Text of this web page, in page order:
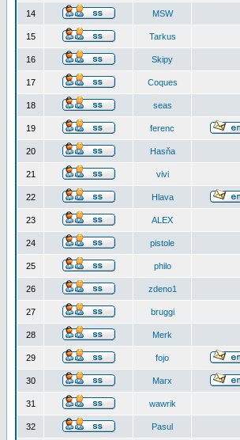
14 MSW
15 Tarkus
16 Skipy
17 Coques
18 seas
19 ferenc
20 Hasňa
21 vivi
22 Hlava
23 ALEX
24 pistole
25 philo
26 zdeno1
27 bruggi
28 Merk
29 fojo
30 Marx
31 wawrik
32 Pasul